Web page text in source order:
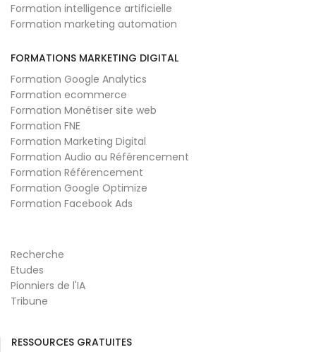
Formation intelligence artificielle
Formation marketing automation
FORMATIONS MARKETING DIGITAL
Formation Google Analytics
Formation ecommerce
Formation Monétiser site web
Formation FNE
Formation Marketing Digital
Formation Audio au Référencement
Formation Référencement
Formation Google Optimize
Formation Facebook Ads
Recherche
Etudes
Pionniers de l'IA
Tribune
RESSOURCES GRATUITES